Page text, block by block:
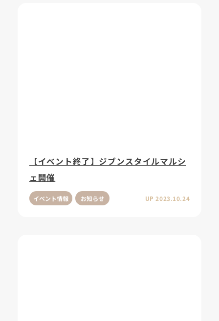
【イベント終了】ジブンスタイルマルシ
ェ開催
イベント情報 お知らせ UP 2023.10.24